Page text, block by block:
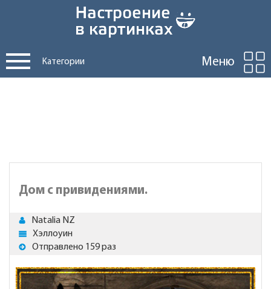
Категории Меню
Дом с привидениями.
Natalia NZ
Хэллоуин
Отправлено 159 раз